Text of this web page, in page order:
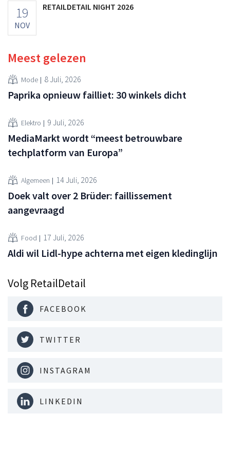
19
NOV
RETAILDETAIL NIGHT 2026
Meest gelezen
Mode 8 Juli, 2026
Paprika opnieuw failliet: 30 winkels dicht
Elektro 9 Juli, 2026
MediaMarkt wordt “meest betrouwbare
techplatform van Europa”
Algemeen 14 Juli, 2026
Doek valt over 2 Brüder: faillissement
aangevraagd
Food 17 Juli, 2026
Aldi wil Lidl-hype achterna met eigen kledinglijn
Volg RetailDetail
FACEBOOK
TWITTER
INSTAGRAM
LINKEDIN